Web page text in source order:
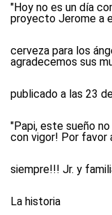
"Hoy no es un día
proyecto Jerome a
cerveza para los
agradecemos sus
publicado a las 23
"Papi, este sueño
con vigor! Por favor
siempre!!! Jr. y
La historia